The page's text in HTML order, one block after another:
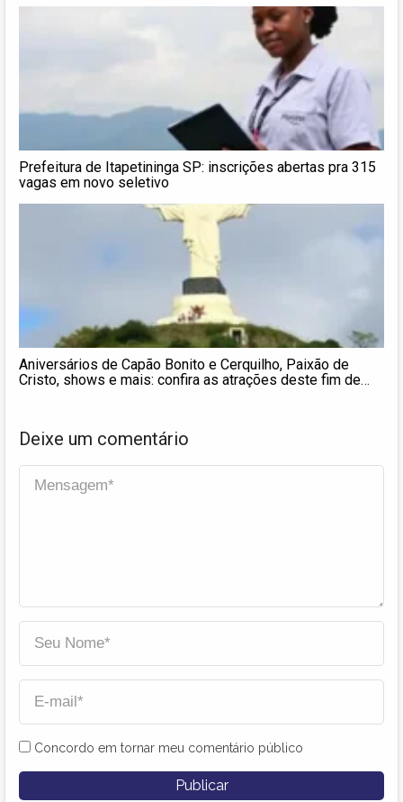
Prefeitura de Itapetininga SP: inscrições abertas pra 315
vagas em novo seletivo
Aniversários de Capão Bonito e Cerquilho, Paixão de
Cristo, shows e mais: confira as atrações deste fim de
Deixe um comentário
Concordo em tornar meu comentário público